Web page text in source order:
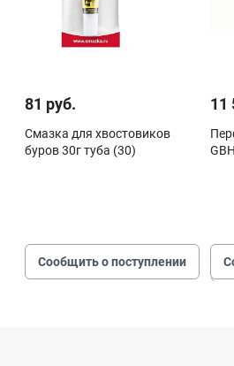
81 руб.
Смазка для хвостовиков
буров 30г туба (30)
Сообщить о поступлении
11